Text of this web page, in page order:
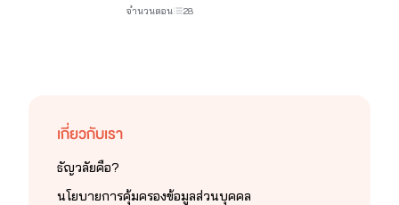
จำนวนตอน 28
เกี่ยวกับเรา
ธัญวลัยคือ?
นโยบายการคุ้มครองข้อมูลส่วนบุคคล